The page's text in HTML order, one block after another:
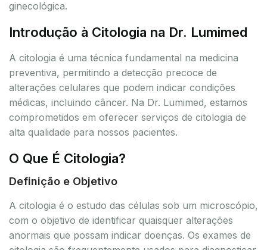
ginecológica.
Introdução à Citologia na Dr. Lumimed
A citologia é uma técnica fundamental na medicina
preventiva, permitindo a detecção precoce de
alterações celulares que podem indicar condições
médicas, incluindo câncer. Na Dr. Lumimed, estamos
comprometidos em oferecer serviços de citologia de
alta qualidade para nossos pacientes.
O Que É Citologia?
Definição e Objetivo
A citologia é o estudo das células sob um microscópio,
com o objetivo de identificar quaisquer alterações
anormais que possam indicar doenças. Os exames de